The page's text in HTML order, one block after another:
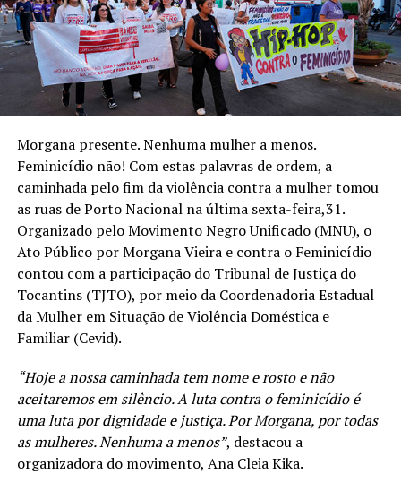
Morgana presente. Nenhuma mulher a menos.
Feminicídio não! Com estas palavras de ordem, a
caminhada pelo fim da violência contra a mulher tomou
as ruas de Porto Nacional na última sexta-feira,31.
Organizado pelo Movimento Negro Unificado (MNU), o
Ato Público por Morgana Vieira e contra o Feminicídio
contou com a participação do Tribunal de Justiça do
Tocantins (TJTO), por meio da Coordenadoria Estadual
da Mulher em Situação de Violência Doméstica e
Familiar (Cevid).
“Hoje a nossa caminhada tem nome e rosto e não
aceitaremos em silêncio. A luta contra o feminicídio é
uma luta por dignidade e justiça. Por Morgana, por todas
as mulheres. Nenhuma a menos”, destacou a
organizadora do movimento, Ana Cleia Kika.